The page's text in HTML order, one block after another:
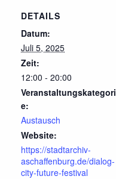
DETAILS
Datum:
Juli 5, 2025
Zeit:
12:00 - 20:00
Veranstaltungskategori
e:
Austausch
Website:
https://stadtarchiv-
aschaffenburg.de/dialog-
city-future-festival